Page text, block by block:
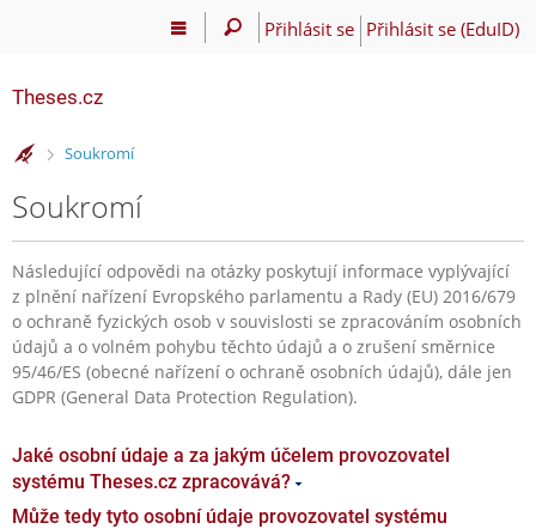
Přihlásit se Přihlásit se (EduID)
Theses.cz
>
Soukromí
Soukromí
Následující odpovědi na otázky poskytují informace vyplývající
z plnění nařízení Evropského parlamentu a Rady (EU) 2016/679
o ochraně fyzických osob v souvislosti se zpracováním osobních
údajů a o volném pohybu těchto údajů a o zrušení směrnice
95/46/ES (obecné nařízení o ochraně osobních údajů), dále jen
GDPR (General Data Protection Regulation).
Jaké osobní údaje a za jakým účelem provozovatel
systému Theses.cz zpracovává?
Může tedy tyto osobní údaje provozovatel systému